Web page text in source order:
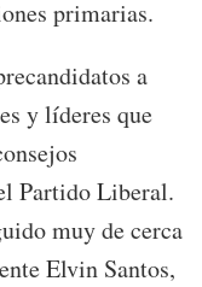
primarias.
a
y líderes que
Partido Liberal.
muy de cerca
Elvin Santos,